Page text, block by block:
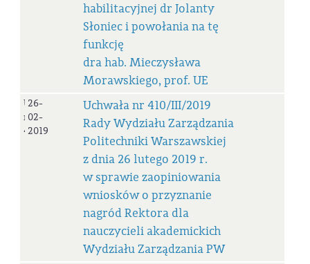
habilitacyjnej dr Jolanty
Słoniec i powołania na tę
funkcję
dra hab. Mieczysława
Morawskiego, prof. UE
Uchwała
nr
410/III/2019
26-
02-
2019
Uchwała nr 410/III/2019
Rady Wydziału Zarządzania
Politechniki Warszawskiej
z dnia 26 lutego 2019 r.
w sprawie zaopiniowania
wniosków o przyznanie
nagród Rektora dla
nauczycieli akademickich
Wydziału Zarządzania PW